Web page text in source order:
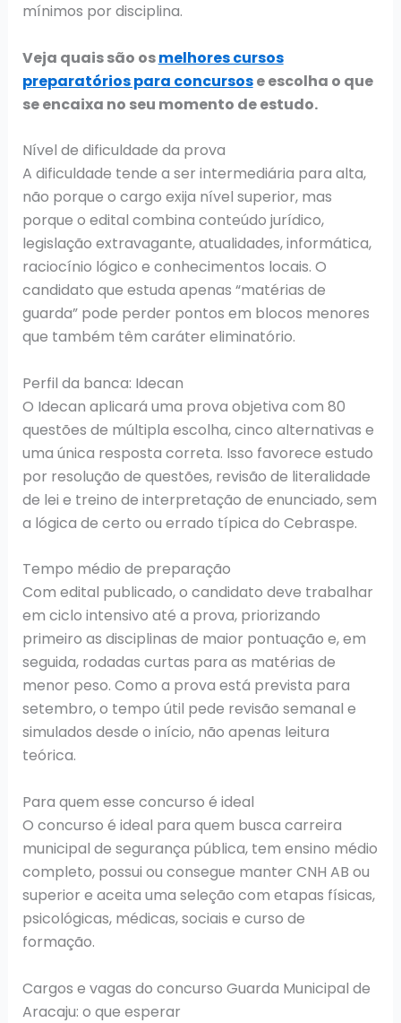
mínimos por disciplina.
Veja quais são osmelhores cursos
preparatórios para concursose escolha o que
se encaixa no seu momento de estudo.
Nível de dificuldade da prova
A dificuldade tende a ser intermediária para alta,
não porque o cargo exija nível superior, mas
porque o edital combina conteúdo jurídico,
legislação extravagante, atualidades, informática,
raciocínio lógico e conhecimentos locais. O
candidato que estuda apenas “matérias de
guarda” pode perder pontos em blocos menores
que também têm caráter eliminatório.
Perfil da banca: Idecan
O Idecan aplicará uma prova objetiva com 80
questões de múltipla escolha, cinco alternativas e
uma única resposta correta. Isso favorece estudo
por resolução de questões, revisão de literalidade
de lei e treino de interpretação de enunciado, sem
a lógica de certo ou errado típica do Cebraspe.
Tempo médio de preparação
Com edital publicado, o candidato deve trabalhar
em ciclo intensivo até a prova, priorizando
primeiro as disciplinas de maior pontuação e, em
seguida, rodadas curtas para as matérias de
menor peso. Como a prova está prevista para
setembro, o tempo útil pede revisão semanal e
simulados desde o início, não apenas leitura
teórica.
Para quem esse concurso é ideal
O concurso é ideal para quem busca carreira
municipal de segurança pública, tem ensino médio
completo, possui ou consegue manter CNH AB ou
superior e aceita uma seleção com etapas físicas,
psicológicas, médicas, sociais e curso de
formação.
Cargos e vagas do concurso Guarda Municipal de
Aracaju: o que esperar